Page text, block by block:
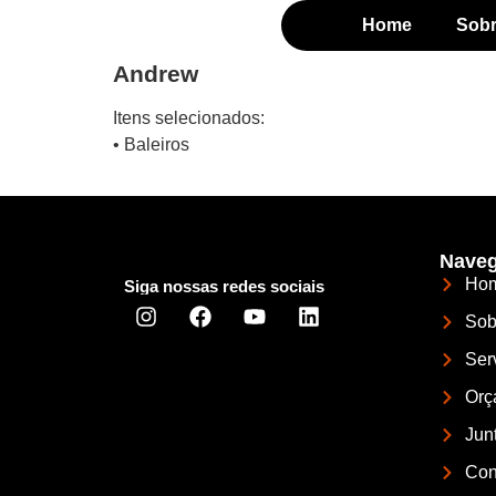
Home
Andrew
Itens selecionados:
• Baleiros
Siga nossas redes sociais